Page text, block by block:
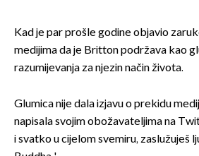
Kad je par prošle godine objavio
medijima da je Britton podržava kao
razumijevanja za njezin način života.
Glumica nije dala izjavu o prekidu
napisala svojim obožavateljima na
i svatko u cijelom svemiru, zaslužuješ